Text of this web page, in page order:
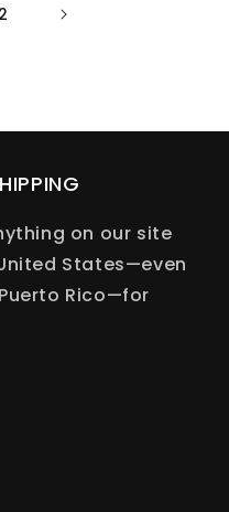
2
on our site
States—even
Rico—for